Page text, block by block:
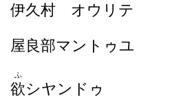
伊久村 オウリテ
屋良部マントゥユ
欲
ふ
シヤンドゥ